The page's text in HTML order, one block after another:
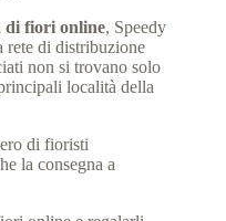
di fiori online, Speedy
rete di distribuzione
non si trovano solo
località della
di fioristi
la consegna a